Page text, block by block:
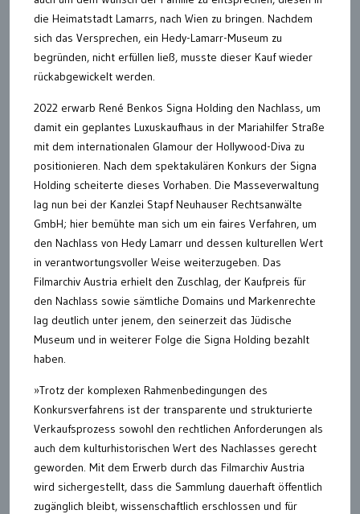
die Heimatstadt Lamarrs, nach Wien zu bringen. Nachdem
sich das Versprechen, ein Hedy-Lamarr-Museum zu
begründen, nicht erfüllen ließ, musste dieser Kauf wieder
rückabgewickelt werden.
2022 erwarb René Benkos Signa Holding den Nachlass, um
damit ein geplantes Luxuskaufhaus in der Mariahilfer Straße
mit dem internationalen Glamour der Hollywood-Diva zu
positionieren. Nach dem spektakulären Konkurs der Signa
Holding scheiterte dieses Vorhaben. Die Masseverwaltung
lag nun bei der Kanzlei Stapf Neuhauser Rechtsanwälte
GmbH; hier bemühte man sich um ein faires Verfahren, um
den Nachlass von Hedy Lamarr und dessen kulturellen Wert
in verantwortungsvoller Weise weiterzugeben. Das
Filmarchiv Austria erhielt den Zuschlag, der Kaufpreis für
den Nachlass sowie sämtliche Domains und Markenrechte
lag deutlich unter jenem, den seinerzeit das Jüdische
Museum und in weiterer Folge die Signa Holding bezahlt
haben.
»Trotz der komplexen Rahmenbedingungen des
Konkursverfahrens ist der transparente und strukturierte
Verkaufsprozess sowohl den rechtlichen Anforderungen als
auch dem kulturhistorischen Wert des Nachlasses gerecht
geworden. Mit dem Erwerb durch das Filmarchiv Austria
wird sichergestellt, dass die Sammlung dauerhaft öffentlich
zugänglich bleibt, wissenschaftlich erschlossen und für